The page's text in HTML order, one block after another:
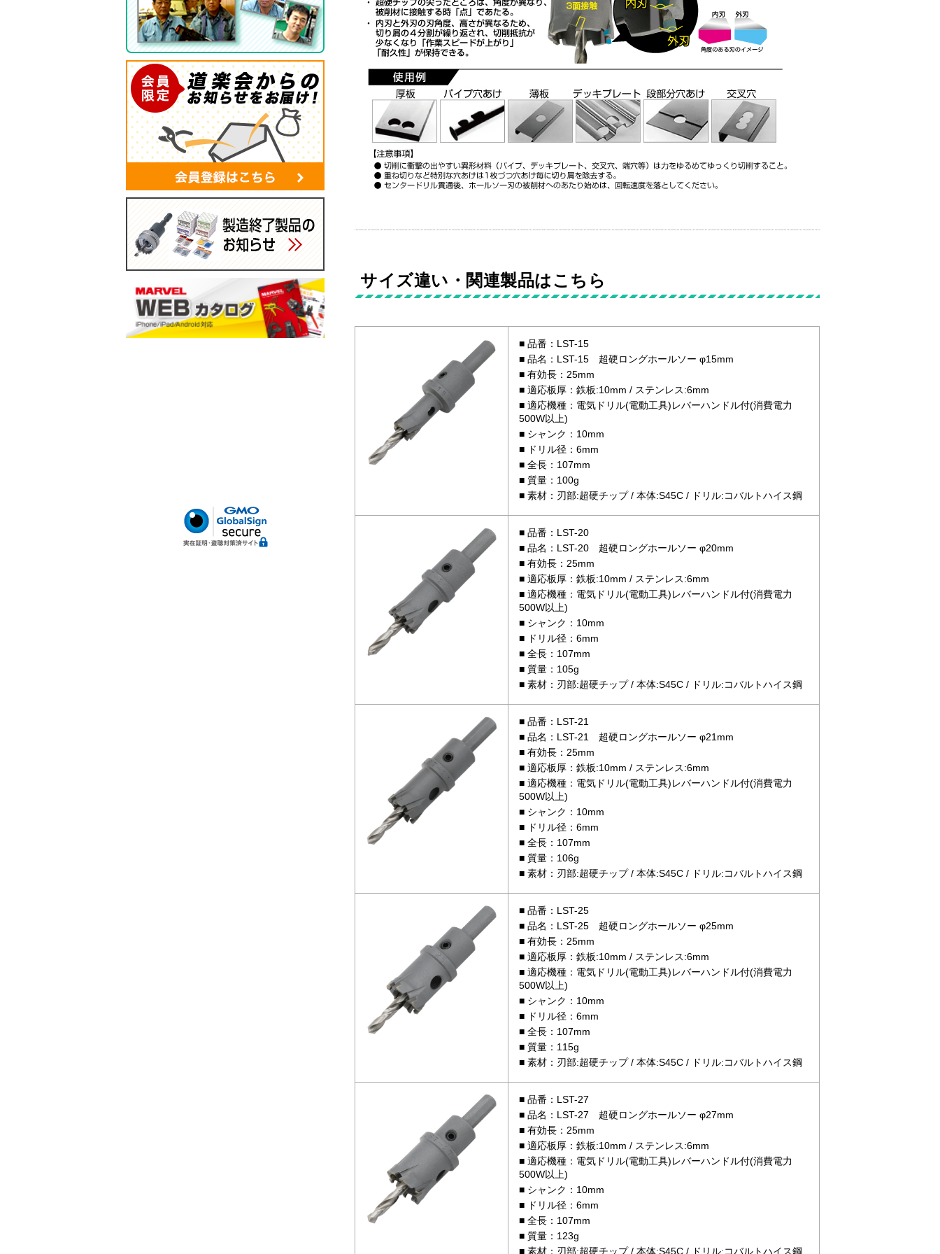
サイズ違い・関連製品はこちら
品番：LST-15
品名：LST-15 超硬ロングホールソー φ15mm
有効長：25mm
適応板厚：鉄板:10mm / ステンレス:6mm
適応機種：電気ドリル(電動工具)レバーハンドル付(消費電力
500W以上)
シャンク：10mm
ドリル径：6mm
全長：107mm
質量：100g
素材：刃部:超硬チップ / 本体:S45C / ドリル:コバルトハイス鋼
品番：LST-20
品名：LST-20 超硬ロングホールソー φ20mm
有効長：25mm
適応板厚：鉄板:10mm / ステンレス:6mm
適応機種：電気ドリル(電動工具)レバーハンドル付(消費電力
500W以上)
シャンク：10mm
ドリル径：6mm
全長：107mm
質量：105g
素材：刃部:超硬チップ / 本体:S45C / ドリル:コバルトハイス鋼
品番：LST-21
品名：LST-21 超硬ロングホールソー φ21mm
有効長：25mm
適応板厚：鉄板:10mm / ステンレス:6mm
適応機種：電気ドリル(電動工具)レバーハンドル付(消費電力
500W以上)
シャンク：10mm
ドリル径：6mm
全長：107mm
質量：106g
素材：刃部:超硬チップ / 本体:S45C / ドリル:コバルトハイス鋼
品番：LST-25
品名：LST-25 超硬ロングホールソー φ25mm
有効長：25mm
適応板厚：鉄板:10mm / ステンレス:6mm
適応機種：電気ドリル(電動工具)レバーハンドル付(消費電力
500W以上)
シャンク：10mm
ドリル径：6mm
全長：107mm
質量：115g
素材：刃部:超硬チップ / 本体:S45C / ドリル:コバルトハイス鋼
品番：LST-27
品名：LST-27 超硬ロングホールソー φ27mm
有効長：25mm
適応板厚：鉄板:10mm / ステンレス:6mm
適応機種：電気ドリル(電動工具)レバーハンドル付(消費電力
500W以上)
シャンク：10mm
ドリル径：6mm
全長：107mm
質量：123g
素材：刃部:超硬チップ / 本体:S45C / ドリル:コバルトハイス鋼
ツールバッグ
帆布シリーズ
現場用ゴミ箱
蛍光灯・モールバッグ
手袋
パーツボックス
電工バケツ
ケーブルタイホルダー
マルチポーチ
小判型ポケット